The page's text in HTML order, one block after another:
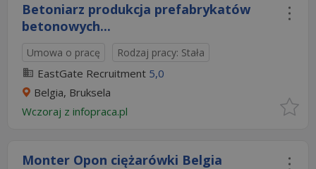
Betoniarz produkcja prefabrykatów
betonowych...
Umowa o pracę Rodzaj pracy: Stała
EastGate Recruitment 5,0
Belgia, Bruksela
Wczoraj z infopraca.pl
Monter Opon ciężarówki Belgia